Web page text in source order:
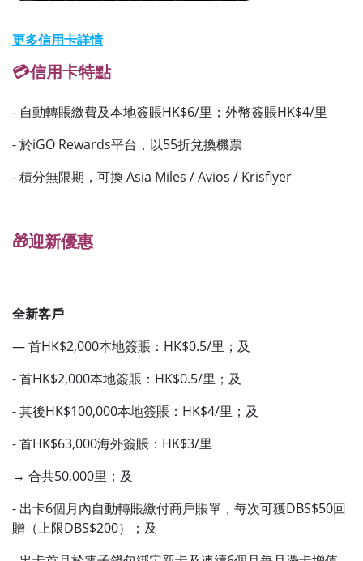
更多信用卡詳情
💳信用卡特點
- 自動轉賬繳費及本地簽賬HK$6/里；外幣簽賬HK$4/里
- 於iGO Rewards平台，以55折兌換機票
- 積分無限期，可換 Asia Miles / Avios / Krisflyer
🎁迎新優惠
全新客戶
— 首HK$2,000本地簽賬：HK$0.5/里；及
- 首HK$2,000本地簽賬：HK$0.5/里；及
- 其後HK$100,000本地簽賬：HK$4/里；及
- 首HK$63,000海外簽賬：HK$3/里
→ 合共50,000里；及
- 出卡6個月內自動轉賬繳付商戶賬單，每次可獲DBS$50回
贈（上限DBS$200）；及